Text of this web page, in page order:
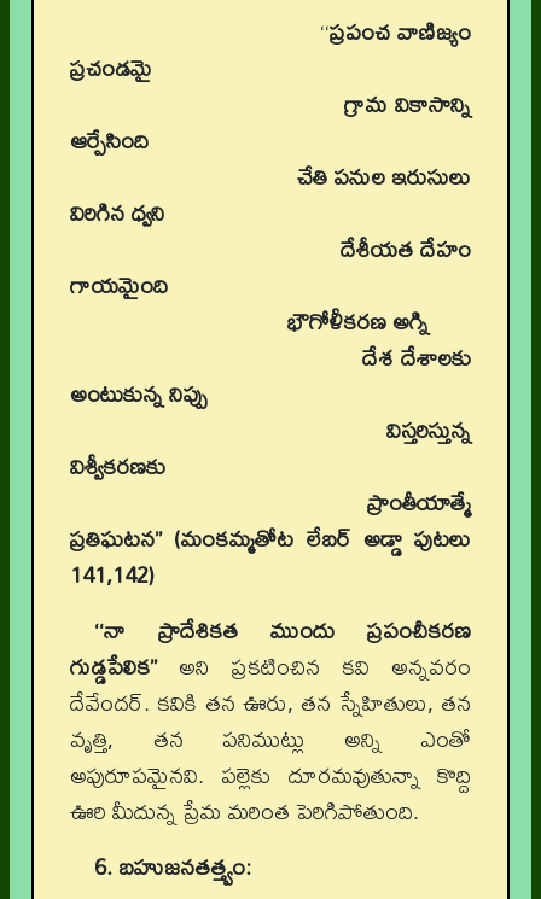
‘‘ప్రపంచ వాణిజ్యం
ప్రచండమై
గ్రామ వికాసాన్ని
ఆర్పేసింది
చేతి పనుల ఇరుసులు
విరిగిన ధ్వని
దేశీయత దేహం
గాయమైంది
భౌగోళీకరణ అగ్ని
దేశ దేశాలకు
అంటుకున్న నిప్పు
విస్తరిస్తున్న
విశ్వీకరణకు
ప్రాంతీయాత్మే
ప్రతిఘటన’’ (మంకమ్మతోట లేబర్‌ అడ్డా పుటలు
141,142)
‘‘నా ప్రాదేశికత ముందు ప్రపంచీకరణ
గుడ్డపేలిక’’అని ప్రకటించిన కవి అన్నవరం
దేవేందర్‌. కవికి తన ఊరు, తన స్నేహితులు, తన
వృత్తి, తన పనిముట్లు అన్ని ఎంతో
అపురూపమైనవి. పల్లెకు దూరమవుతున్నా కొద్ది
ఊరి మీదున్న ప్రేమ మరింత పెరిగిపోతుంది.
6. బహుజనతత్త్వం: